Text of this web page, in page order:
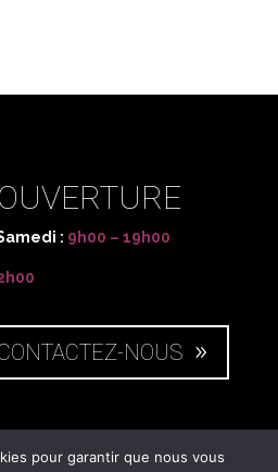
: 9h00 – 19h00
NOUS
SITUER
pour garantir que nous vous